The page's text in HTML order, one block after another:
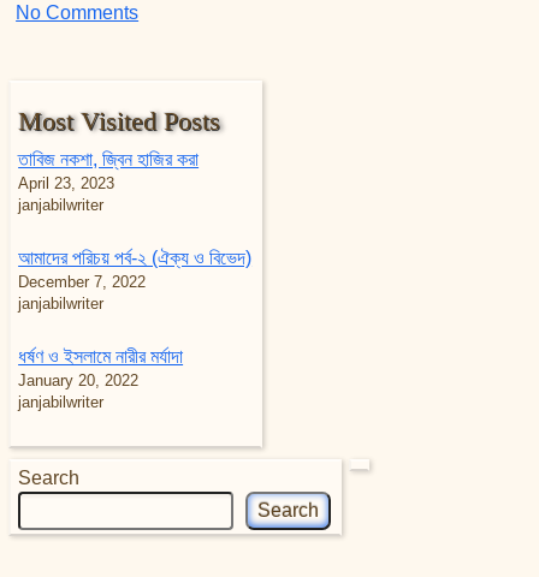
No Commentson আল্লাহ সর্বশক্তিমান বিশ্বাস এবং স্লোগান
Most Visited Posts
তাবিজ নকশা, জ্বিন হাজির করা
April 23, 2023
janjabilwriter
আমাদের পরিচয় পর্ব-২ (ঐক্য ও বিভেদ)
December 7, 2022
janjabilwriter
ধর্ষণ ও ইসলামে নারীর মর্যাদা
January 20, 2022
janjabilwriter
Search
Search